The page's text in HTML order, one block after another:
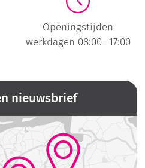
Openingstijden
werkdagen 08:00—17:00
nieuwsbrief